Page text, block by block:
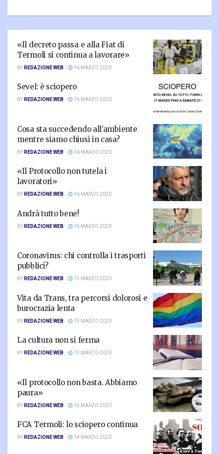
«Il decreto passa e alla Fiat di
Termoli si continua a lavorare»
BYREDAZIONE WEB 16 MARZO 2020
Sevel: è sciopero
BYREDAZIONE WEB 16 MARZO 2020
Cosa sta succedendo all’ambiente
mentre siamo chiusi in casa?
BYREDAZIONE WEB 16 MARZO 2020
«Il Protocollo non tutela i
lavoratori»
BYREDAZIONE WEB 16 MARZO 2020
Andrà tutto bene!
BYREDAZIONE WEB 15 MARZO 2020
Coronavirus: chi controlla i trasporti
pubblici?
BYREDAZIONE WEB 15 MARZO 2020
Vita da Trans, tra percorsi dolorosi e
burocrazia lenta
BYREDAZIONE WEB 15 MARZO 2020
La cultura non si ferma
BYREDAZIONE WEB 15 MARZO 2020
«Il protocollo non basta. Abbiamo
paura»
BYREDAZIONE WEB 15 MARZO 2020
FCA Termoli: lo sciopero continua
BYREDAZIONE WEB 14 MARZO 2020